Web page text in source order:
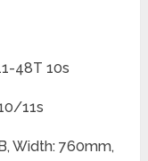
48T 10s
11s
Width: 760mm,